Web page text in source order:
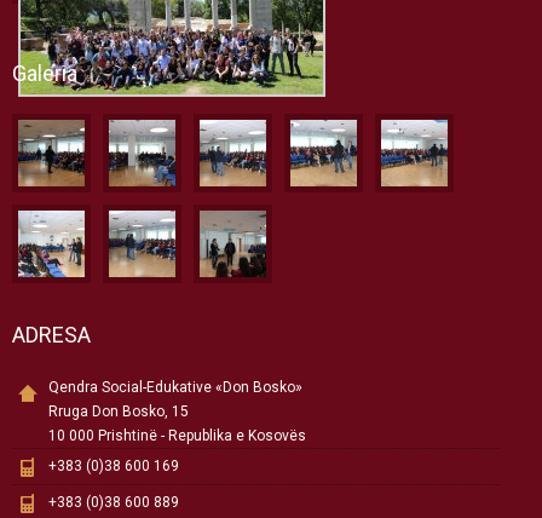
Galeria
ADRESA
Qendra Social-Edukative «Don Bosko»
Rruga Don Bosko, 15
10 000 Prishtinë - Republika e Kosovës
+383 (0)38 600 169
+383 (0)38 600 889